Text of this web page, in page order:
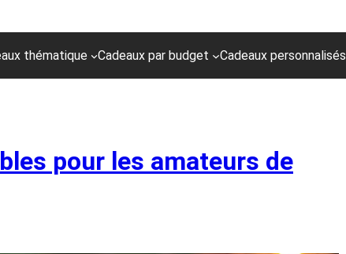
thématique Cadeaux par budget Cadeaux personnalisés
pour les amateurs de